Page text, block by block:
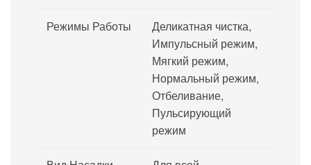
Режимы Работы
Деликатная чистка,
Импульсный режим,
Мягкий режим,
Нормальный режим,
Отбеливание,
Пульсирующий
режим